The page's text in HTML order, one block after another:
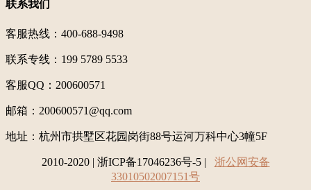
联系我们
客服热线：400-688-9498
联系专线：199 5789 5533
客服QQ：200600571
邮箱：200600571@qq.com
地址： 杭州市拱墅区花园岗街88号运河万科中心3幢5F
2010-2020 | 浙ICP备17046236号-5 |
浙公网安备
33010502007151号